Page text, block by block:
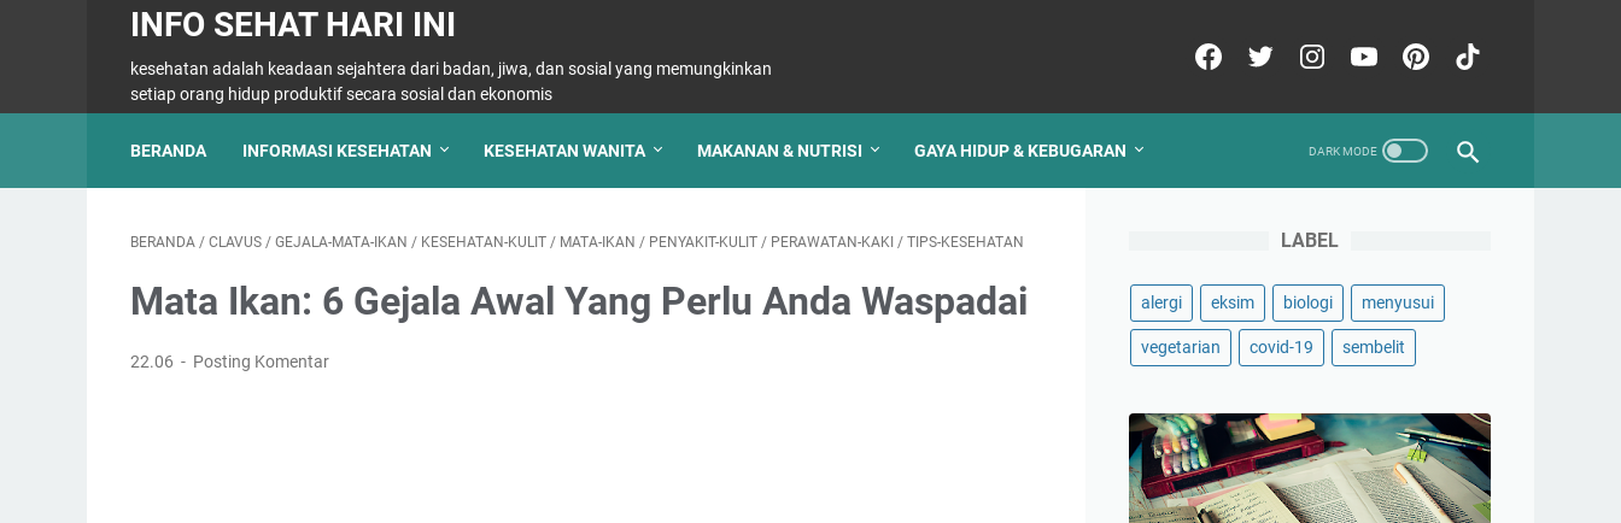
INFO SEHAT HARI INI
kesehatan adalah keadaan sejahtera dari badan, jiwa, dan sosial yang memungkinkan
setiap orang hidup produktif secara sosial dan ekonomis
BERANDA INFORMASI KESEHATAN KESEHATAN WANITA MAKANAN & NUTRISI GAYA HIDUP & KEBUGARAN
BERANDA / CLAVUS / GEJALA-MATA-IKAN / KESEHATAN-KULIT / MATA-IKAN / PENYAKIT-KULIT / PERAWATAN-KAKI / TIPS-KESEHATAN
Mata Ikan: 6 Gejala Awal Yang Perlu Anda Waspadai
22.06 Posting Komentar
LABEL
alergi eksim biologi menyusui
vegetarian covid-19 sembelit